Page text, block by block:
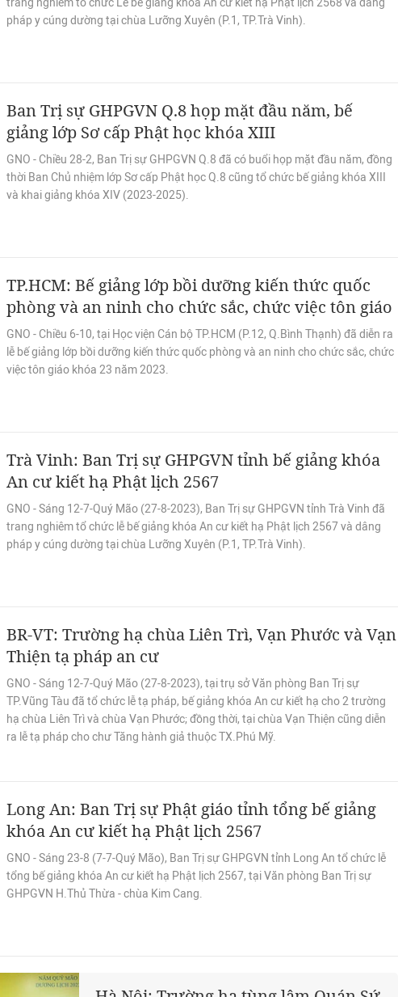
pháp y cúng dường tại chùa Lưỡng Xuyên (P.1, TP.Trà Vinh).
Ban Trị sự GHPGVN Q.8 họp mặt đầu năm, bế
giảng lớp Sơ cấp Phật học khóa XIII
GNO - Chiều 28-2, Ban Trị sự GHPGVN Q.8 đã có buổi họp mặt đầu năm, đồng
thời Ban Chủ nhiệm lớp Sơ cấp Phật học Q.8 cũng tổ chức bế giảng khóa XIII
và khai giảng khóa XIV (2023-2025).
TP.HCM: Bế giảng lớp bồi dưỡng kiến thức quốc
phòng và an ninh cho chức sắc, chức việc tôn giáo
GNO - Chiều 6-10, tại Học viện Cán bộ TP.HCM (P.12, Q.Bình Thạnh) đã diễn ra
lễ bế giảng lớp bồi dưỡng kiến thức quốc phòng và an ninh cho chức sắc, chức
việc tôn giáo khóa 23 năm 2023.
Trà Vinh: Ban Trị sự GHPGVN tỉnh bế giảng khóa
An cư kiết hạ Phật lịch 2567
GNO - Sáng 12-7-Quý Mão (27-8-2023), Ban Trị sự GHPGVN tỉnh Trà Vinh đã
trang nghiêm tổ chức lễ bế giảng khóa An cư kiết hạ Phật lịch 2567 và dâng
pháp y cúng dường tại chùa Lưỡng Xuyên (P.1, TP.Trà Vinh).
BR-VT: Trường hạ chùa Liên Trì, Vạn Phước và Vạn
Thiện tạ pháp an cư
GNO - Sáng 12-7-Quý Mão (27-8-2023), tại trụ sở Văn phòng Ban Trị sự
TP.Vũng Tàu đã tổ chức lễ tạ pháp, bế giảng khóa An cư kiết hạ cho 2 trường
hạ chùa Liên Trì và chùa Vạn Phước; đồng thời, tại chùa Vạn Thiện cũng diễn
ra lễ tạ pháp cho chư Tăng hành giả thuộc TX.Phú Mỹ.
Long An: Ban Trị sự Phật giáo tỉnh tổng bế giảng
khóa An cư kiết hạ Phật lịch 2567
GNO - Sáng 23-8 (7-7-Quý Mão), Ban Trị sự GHPGVN tỉnh Long An tổ chức lễ
tổng bế giảng khóa An cư kiết hạ Phật lịch 2567, tại Văn phòng Ban Trị sự
GHPGVN H.Thủ Thừa - chùa Kim Cang.